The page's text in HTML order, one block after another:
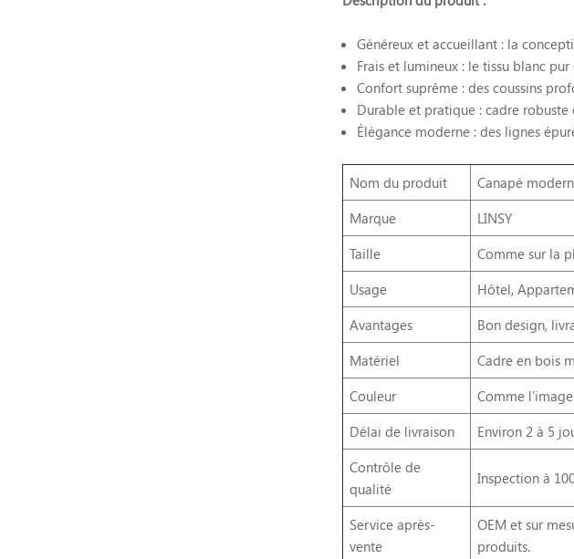
Généreux et accueillant : la
Frais et lumineux : le tissu blanc
Confort suprême : des coussins
Durable et pratique : cadre
Élégance moderne : des lignes
Nom du produit
Canapé
Marque
LINSY
Taille
Comme sur la
Usage
Hôtel,
Avantages
Bon design,
Matériel
Cadre en bois
Couleur
Comme
Délai de livraison
Environ 2 à 5
Contrôle de
qualité
Inspection à
Service après-
vente
OEM et sur
produits.